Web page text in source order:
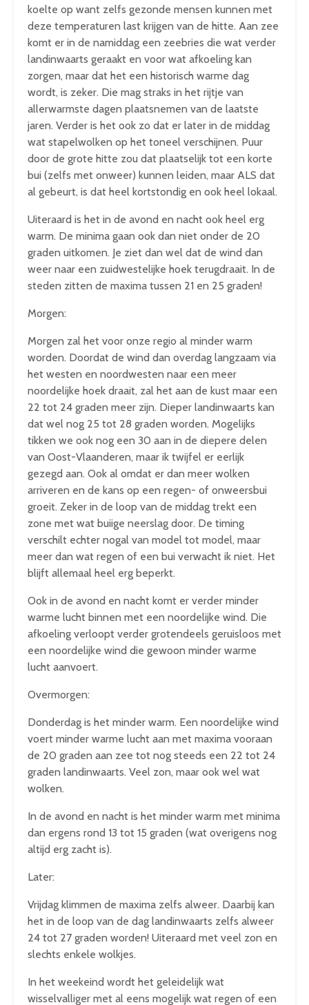
koelte op want zelfs gezonde mensen kunnen met
deze temperaturen last krijgen van de hitte. Aan zee
komt er in de namiddag een zeebries die wat verder
landinwaarts geraakt en voor wat afkoeling kan
zorgen, maar dat het een historisch warme dag
wordt, is zeker. Die mag straks in het rijtje van
allerwarmste dagen plaatsnemen van de laatste
jaren. Verder is het ook zo dat er later in de middag
wat stapelwolken op het toneel verschijnen. Puur
door de grote hitte zou dat plaatselijk tot een korte
bui (zelfs met onweer) kunnen leiden, maar ALS dat
al gebeurt, is dat heel kortstondig en ook heel lokaal.
Uiteraard is het in de avond en nacht ook heel erg
warm. De minima gaan ook dan niet onder de 20
graden uitkomen. Je ziet dan wel dat de wind dan
weer naar een zuidwestelijke hoek terugdraait. In de
steden zitten de maxima tussen 21 en 25 graden!
Morgen:
Morgen zal het voor onze regio al minder warm
worden. Doordat de wind dan overdag langzaam via
het westen en noordwesten naar een meer
noordelijke hoek draait, zal het aan de kust maar een
22 tot 24 graden meer zijn. Dieper landinwaarts kan
dat wel nog 25 tot 28 graden worden. Mogelijks
tikken we ook nog een 30 aan in de diepere delen
van Oost-Vlaanderen, maar ik twijfel er eerlijk
gezegd aan. Ook al omdat er dan meer wolken
arriveren en de kans op een regen- of onweersbui
groeit. Zeker in de loop van de middag trekt een
zone met wat buiige neerslag door. De timing
verschilt echter nogal van model tot model, maar
meer dan wat regen of een bui verwacht ik niet. Het
blijft allemaal heel erg beperkt.
Ook in de avond en nacht komt er verder minder
warme lucht binnen met een noordelijke wind. Die
afkoeling verloopt verder grotendeels geruisloos met
een noordelijke wind die gewoon minder warme
lucht aanvoert.
Overmorgen:
Donderdag is het minder warm. Een noordelijke wind
voert minder warme lucht aan met maxima vooraan
de 20 graden aan zee tot nog steeds een 22 tot 24
graden landinwaarts. Veel zon, maar ook wel wat
wolken.
In de avond en nacht is het minder warm met minima
dan ergens rond 13 tot 15 graden (wat overigens nog
altijd erg zacht is).
Later:
Vrijdag klimmen de maxima zelfs alweer. Daarbij kan
het in de loop van de dag landinwaarts zelfs alweer
24 tot 27 graden worden! Uiteraard met veel zon en
slechts enkele wolkjes.
In het weekeind wordt het geleidelijk wat
wisselvalliger met al eens mogelijk wat regen of een